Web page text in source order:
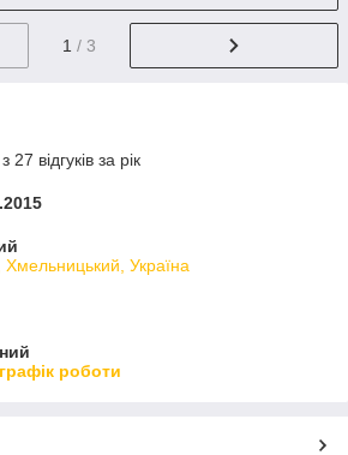
1 / 3
відгуків за рік
Хмельницький, Україна
роботи